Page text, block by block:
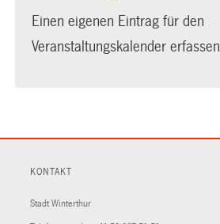
Einen eigenen Eintrag für den
Veranstaltungskalender erfassen
KONTAKT
Stadt Winterthur